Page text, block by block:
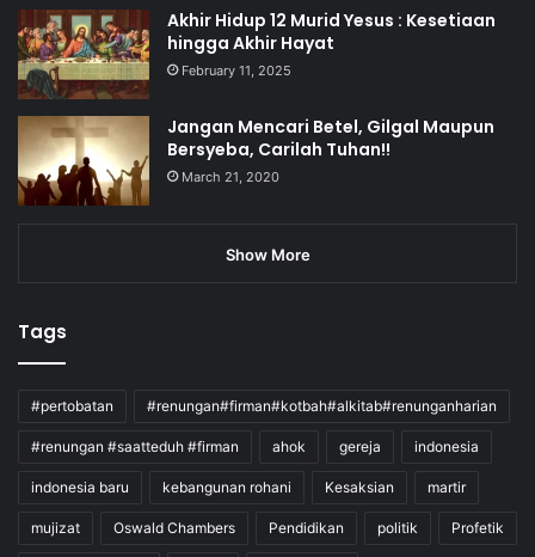
Akhir Hidup 12 Murid Yesus : Kesetiaan
hingga Akhir Hayat
February 11, 2025
Jangan Mencari Betel, Gilgal Maupun
Bersyeba, Carilah Tuhan!!
March 21, 2020
Show More
Tags
#pertobatan #renungan#firman#kotbah#alkitab#renunganharian
#renungan #saatteduh #firman ahok gereja indonesia
indonesia baru kebangunan rohani Kesaksian martir
mujizat Oswald Chambers Pendidikan politik Profetik